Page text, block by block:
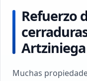
Refuerzo
Artziniega
Muchas